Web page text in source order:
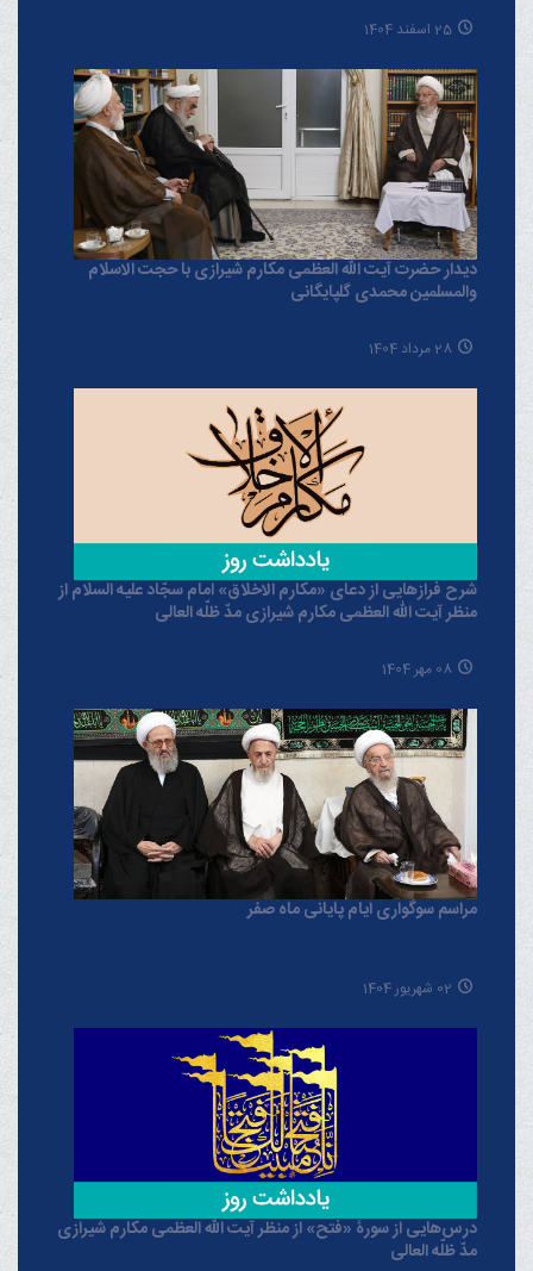
25 اسفند 1404
دیدار حضرت آیت الله العظمی مکارم شیرازی با حجت الاسلام
والمسلمین محمدی گلپایگانی
28 مرداد 1404
شرح فرازهایی از دعای «مکارم الاخلاق» امام سجّاد علیه السلام از
منظر آیت الله العظمی مکارم شیرازی مدّ ظلّه العالی
08 مهر 1404
مراسم سوگواری ایام پایانی ماه صفر
02 شهریور 1404
درس‌هایی از سورۀ «فتح» از منظر آیت الله العظمی مکارم شیرازی
مدّ ظلّه العالی